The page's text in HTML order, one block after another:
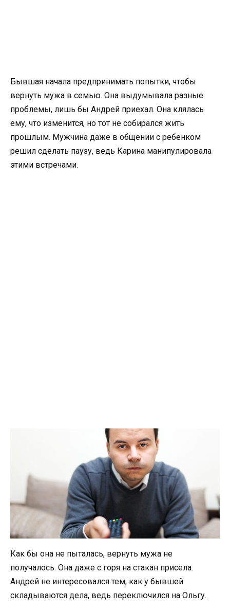
Бывшая начала предпринимать попытки, чтобы
вернуть мужа в семью. Она выдумывала разные
проблемы, лишь бы Андрей приехал. Она клялась
ему, что изменится, но тот не собирался жить
прошлым. Мужчина даже в общении с ребенком
решил сделать паузу, ведь Карина манипулировала
этими встречами.
Как бы она не пыталась, вернуть мужа не
получалось. Она даже с горя на стакан присела.
Андрей не интересовался тем, как у бывшей
складываются дела, ведь переключился на Ольгу.